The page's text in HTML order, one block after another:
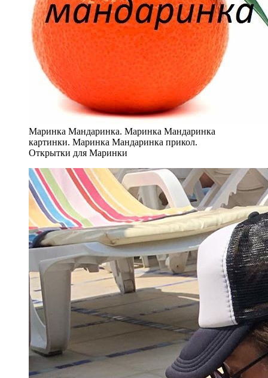
Маринка Мандаринка. Маринка Мандаринка
картинки. Маринка Мандаринка прикол.
Открытки для Маринки